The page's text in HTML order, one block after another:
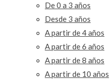
De 0 a 3 años
Desde 3 años
A partir de 4 años
A partir de 6 años
A partir de 8 años
A partir de 10 años